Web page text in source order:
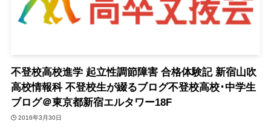
不登校高校進学 起立性調節障害 合格体験記 新宿山吹
高校情報科 不登校生が綴るブログ不登校高校･中学生
ブログ＠東京都新宿エルタワー18F
2016年3月30日